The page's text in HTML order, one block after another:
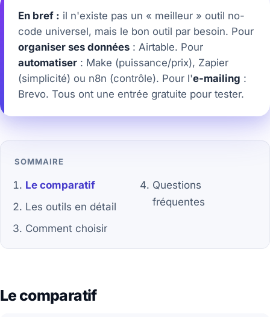
En bref : il n'existe pas un « meilleur » outil no-
code universel, mais le bon outil par besoin. Pour
organiser ses données : Airtable. Pour
automatiser : Make (puissance/prix), Zapier
(simplicité) ou n8n (contrôle). Pour l'e-mailing :
Brevo. Tous ont une entrée gratuite pour tester.
SOMMAIRE
Le comparatif
Les outils en détail
Comment choisir
Questions
fréquentes
Le comparatif